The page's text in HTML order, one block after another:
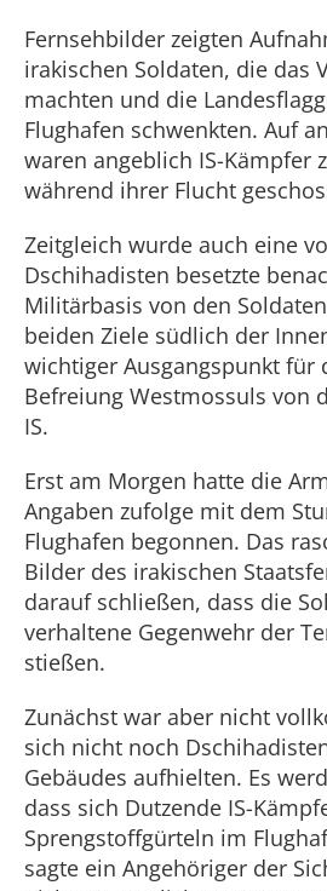
Fernsehbilder zeigten
irakischen Soldaten, die das
machten und die
Flughafen schwenkten. Auf
waren angeblich IS-Kämpfer
während ihrer Flucht
Zeitgleich wurde auch eine
Dschihadisten besetzte
Militärbasis von den
beiden Ziele südlich der
wichtiger Ausgangspunkt für
Befreiung Westmossuls von
IS.
Erst am Morgen hatte die
Angaben zufolge mit dem
Flughafen begonnen. Das
Bilder des irakischen
darauf schließen, dass die
verhaltene Gegenwehr der
stießen.
Zunächst war aber nicht
sich nicht noch
Gebäudes aufhielten. Es
dass sich Dutzende IS-
Sprengstoffgürteln im
sagte ein Angehöriger der